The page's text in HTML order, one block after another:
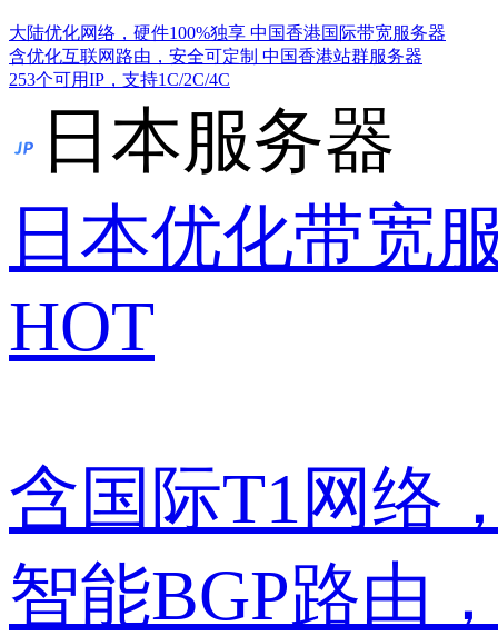
大陆优化网络，硬件100%独享 中国香港国际带宽服务器
含优化互联网路由，安全可定制 中国香港站群服务器
253个可用IP，支持1C/2C/4C
日本服务器
日本优化带宽
HOT
含国际T1网络
智能BGP路由